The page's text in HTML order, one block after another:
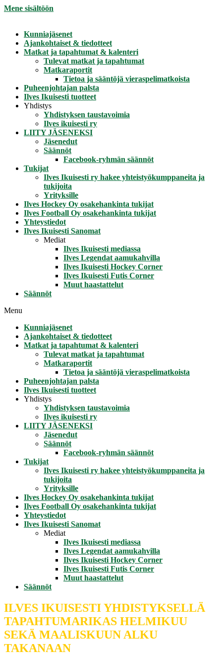
Mene sisältöön
Kunniajäsenet
Ajankohtaiset & tiedotteet
Matkat ja tapahtumat & kalenteri
Tulevat matkat ja tapahtumat
Matkaraportit
Tietoa ja sääntöjä vieraspelimatkoista
Puheenjohtajan palsta
Ilves Ikuisesti tuotteet
Yhdistys
Yhdistyksen taustavoimia
Ilves ikuisesti ry
LIITY JÄSENEKSI
Jäsenedut
Säännöt
Facebook-ryhmän säännöt
Tukijat
Ilves Ikuisesti ry hakee yhteistyökumppaneita ja
tukijoita
Yrityksille
Ilves Hockey Oy osakehankinta tukijat
Ilves Football Oy osakehankinta tukijat
Yhteystiedot
Ilves Ikuisesti Sanomat
Mediat
Ilves Ikuisesti mediassa
Ilves Legendat aamukahvilla
Ilves Ikuisesti Hockey Corner
Ilves Ikuisesti Futis Corner
Muut haastattelut
Säännöt
Menu
Kunniajäsenet
Ajankohtaiset & tiedotteet
Matkat ja tapahtumat & kalenteri
Tulevat matkat ja tapahtumat
Matkaraportit
Tietoa ja sääntöjä vieraspelimatkoista
Puheenjohtajan palsta
Ilves Ikuisesti tuotteet
Yhdistys
Yhdistyksen taustavoimia
Ilves ikuisesti ry
LIITY JÄSENEKSI
Jäsenedut
Säännöt
Facebook-ryhmän säännöt
Tukijat
Ilves Ikuisesti ry hakee yhteistyökumppaneita ja
tukijoita
Yrityksille
Ilves Hockey Oy osakehankinta tukijat
Ilves Football Oy osakehankinta tukijat
Yhteystiedot
Ilves Ikuisesti Sanomat
Mediat
Ilves Ikuisesti mediassa
Ilves Legendat aamukahvilla
Ilves Ikuisesti Hockey Corner
Ilves Ikuisesti Futis Corner
Muut haastattelut
Säännöt
ILVES IKUISESTI YHDISTYKSELLÄ
TAPAHTUMARIKAS HELMIKUU
SEKÄ MAALISKUUN ALKU
TAKANAAN